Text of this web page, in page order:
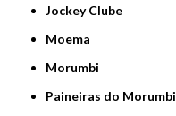
Jockey Clube
Moema
Morumbi
Paineiras do Morumbi